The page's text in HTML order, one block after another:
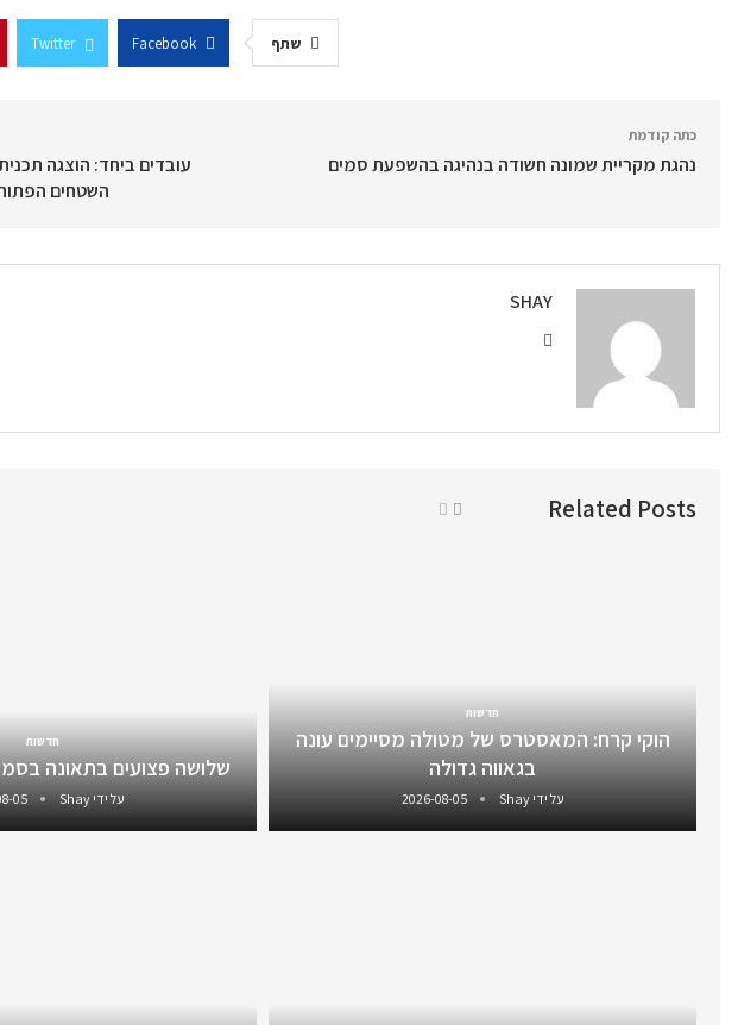
שתף Facebook
Twitter
כתה קודמת
נהגת מקריית שמונה חשודה בנהיגה בהשפעת סמים
עובדים ביחד: הוצגה
השטחים
SHAY
Related Posts
חדשות
הוקי קרח: המאסטרס של מטולה מסיימים עונה
בגאווה גדולה
על ידיShay
2026-08-05
חדשות
שלושה פצועים בתאונה
על ידיShay
05